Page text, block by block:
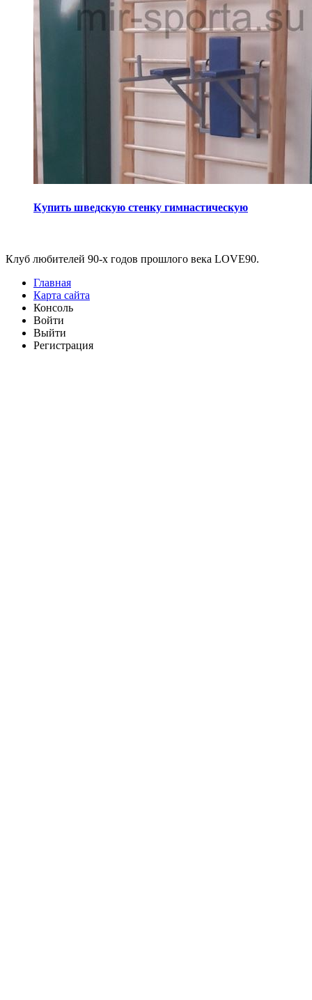
Купить шведскую стенку гимнастическую
Клуб любителей 90-х годов прошлого века LOVE90.
Главная
Карта сайта
Консоль
Войти
Выйти
Регистрация